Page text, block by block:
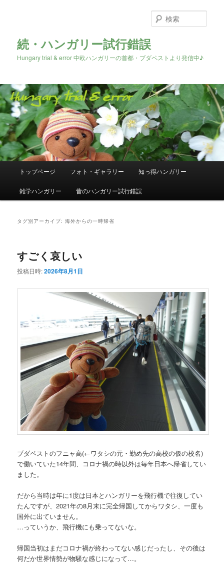
続・ハンガリー試行錯誤
Hungary trial & error 中欧ハンガリーの首都・ブダペストより発信中♪
索
メ
メ
イ
ン
ツ
へ
移
サ
ブ
テ
へ
移
動
トップページ フォト・ギャラリー 知っ得ハンガリー
雑学ハンガリー 昔のハンガリー試行錯誤
タグ別アーカイブ:海外からの一時帰省
すごく哀しい
投稿日時:2026年8月1日
ブダペストのフニャ高(←ワタシの元・勤め先の高校の仮の校名)
で働いていた14年間、コロナ禍の時以外は毎年日本へ帰省してい
ました。
だから当時は年に1度は日本とハンガリーを飛行機で往復してい
たんですが、2021年の8月末に完全帰国してからワタシ、一度も
国外に出ていません。
…っていうか、飛行機にも乗ってないな。
帰国当初はまだコロナ禍が終わってない感じだったし、その後は
何だか世界情勢が物騒な感じになって…。